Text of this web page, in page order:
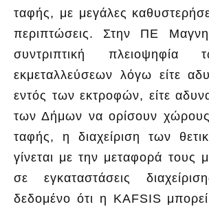
ταφής, με μεγάλες
περιπτώσεις. Στην ΠΕ
συντριπτική πλειοψηφία
εκμεταλλεύσεων λόγω είτε
εντός των εκτροφών, είτε
των Δήμων να ορίσουν χώρους
ταφής, η διαχείριση των
γίνεται με την μεταφορά τους
σε εγκαταστάσεις
δεδομένο ότι η KAFSIS